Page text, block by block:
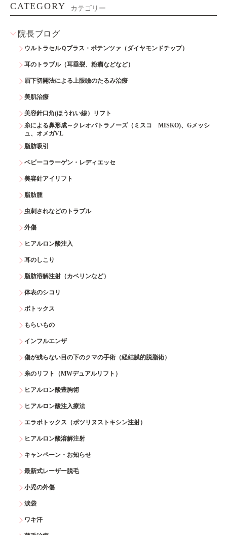
CATEGORY カテゴリー
院長ブログ
ウルトラセルＱプラス・ポテンツァ（ダイヤモンドチップ）
耳のトラブル（耳垂裂、粉瘤などなど）
眉下切開法による上眼瞼のたるみ治療
美肌治療
美容針口角(ほうれい線）リフト
糸による鼻形成～クレオパトラノーズ（ミスコ MISKO)、Gメッシ
ュ、オメガVL
脂肪吸引
ベビーコラーゲン・レディエッセ
美容針アイリフト
脂肪腫
虫刺されなどのトラブル
外傷
ヒアルロン酸注入
耳のしこり
脂肪溶解注射（カベリンなど）
体表のシコリ
ボトックス
もらいもの
インフルエンザ
傷が残らない目の下のクマの手術（経結膜的脱脂術）
糸のリフト（MWデュアルリフト）
ヒアルロン酸豊胸術
ヒアルロン酸注入療法
エラボトックス（ボツリヌストキシン注射）
ヒアルロン酸溶解注射
キャンペーン・お知らせ
最新式レーザー脱毛
小児の外傷
涙袋
ワキ汗